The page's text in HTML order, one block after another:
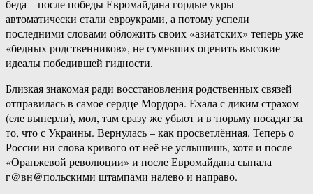
беда – после победы Евромайдана гордые укры
автоматически стали евроукрами, а потому успели
последними словами обложить своих «азиатских» теперь уже
«бедных родственников», не сумевших оценить высокие
идеалы победившей гидности.
Близкая знакомая ради восстановления родственных связей
отправилась в самое сердце Мордора. Ехала с диким страхом
(еле выперли), мол, там сразу же убьют и в тюрьму посадят за
то, что с Украины. Вернулась – как просветлённая. Теперь о
России ни слова кривого от неё не услышишь, хотя и после
«Оранжевой революции» и после Евромайдана сыпала
г@вн@польскими штампами налево и направо.